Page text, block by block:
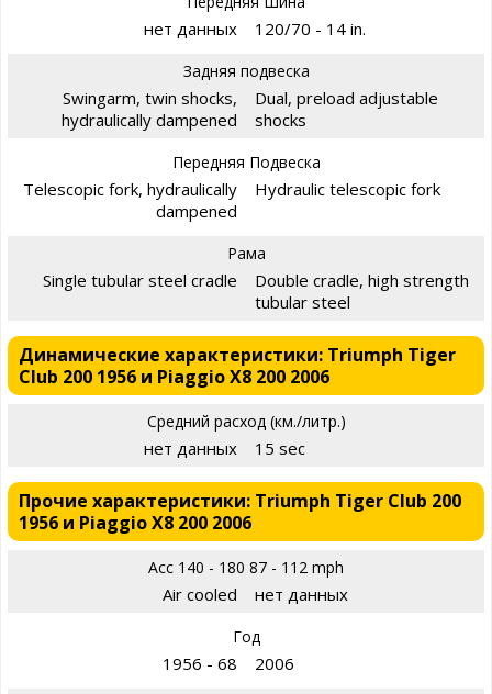
нет данных 120/70 - 14 in.
Задняя подвеска
Swingarm, twin shocks,
hydraulically dampened
Dual, preload adjustable
shocks
Передняя Подвеска
Telescopic fork, hydraulically
dampened
Hydraulic telescopic fork
Рама
Single tubular steel cradle
Double cradle, high strength
tubular steel
Динамические характеристики: Triumph Tiger
Club 200 1956 и Piaggio X8 200 2006
Средний расход (км./литр.)
нет данных 15 sec
Прочие характеристики: Triumph Tiger Club 200
1956 и Piaggio X8 200 2006
Acc 140 - 180 87 - 112 mph
Air cooled нет данных
Год
1956 - 68 2006